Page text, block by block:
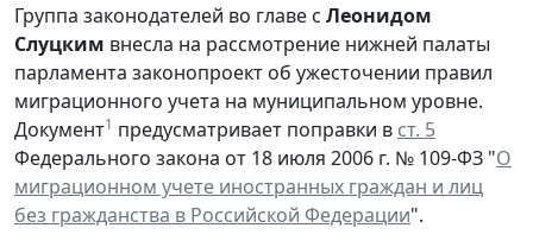
Группа законодателей во главе с Леонидом
Слуцким внесла на рассмотрение нижней палаты
парламента законопроект об ужесточении правил
миграционного учета на муниципальном уровне.
Документ1 предусматривает поправки в ст. 5
Федерального закона от 18 июля 2006 г. № 109-ФЗ "О
миграционном учете иностранных граждан и лиц
без гражданства в Российской Федерации".